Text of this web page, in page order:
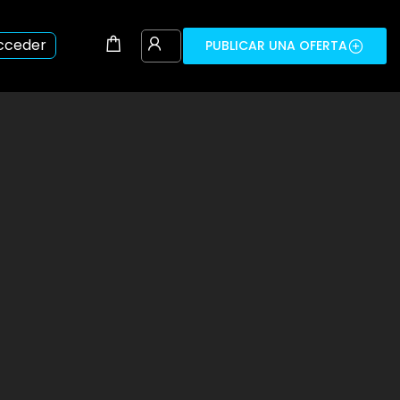
PUBLICAR UNA OFERTA